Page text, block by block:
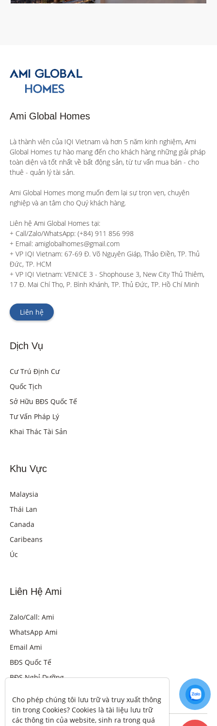
Ami Global Homes
Là thành viên của IQI Vietnam và hơn 5 năm kinh nghiệm, Ami
Global Homes tự hào mang đến cho khách hàng những giải pháp
toàn diện và tốt nhất về bất động sản, từ tư vấn mua bán - cho
thuê - quản lý tài sản.
Ami Global Homes mong muốn đem lại sự trọn vẹn, chuyên
nghiệp và an tâm cho Quý khách hàng.
Liên hệ Ami Global Homes tại:
+ Call/Zalo/WhatsApp: (+84) 911 856 998
+ Email: amiglobalhomes@gmail.com
+ VP IQI Vietnam: 67-69 Đ. Võ Nguyên Giáp, Thảo Điền, TP. Thủ
Đức, TP. HCM
+ VP IQI Vietnam: VENICE 3 - Shophouse 3, New City Thủ Thiêm,
17 Đ. Mai Chí Thọ, P. Bình Khánh, TP. Thủ Đức, TP. Hồ Chí Minh
Liên hệ
Dịch Vụ
Cư Trú Định Cư
Quốc Tịch
Sở Hữu BĐS Quốc Tế
Tư Vấn Pháp Lý
Khai Thác Tài Sản
Khu Vực
Malaysia
Thái Lan
Canada
Caribeans
Úc
Liên Hệ Ami
Zalo/Call: Ami
WhatsApp Ami
Email Ami
BĐS Quốc Tế
BĐS Nghỉ Dưỡng
Cho phép chúng tôi lưu trữ và truy xuất thông
tin trong Cookies? Cookies là tài liệu lưu trữ
các thông tin của website, sinh ra trong quá